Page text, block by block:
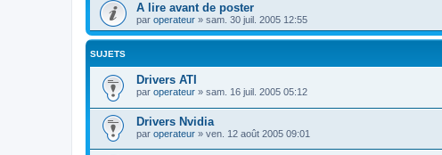
A lire avant de poster
par operateur » sam. 30 juil. 2005 12:55
SUJETS
Drivers ATI
par operateur » sam. 16 juil. 2005 05:12
Drivers Nvidia
par operateur » ven. 12 août 2005 09:01